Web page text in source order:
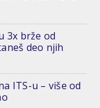
3x brže od
deo njih
ITS-u – više od